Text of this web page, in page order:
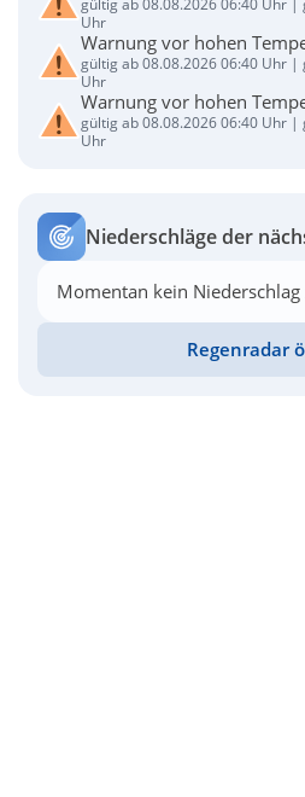
gültig ab 08.08.2026 06:40 Uhr |
Uhr
Warnung vor hohen
gültig ab 08.08.2026 06:40 Uhr |
Uhr
Warnung vor hohen
gültig ab 08.08.2026 06:40 Uhr |
Uhr
Niederschläge der
Momentan kein
Regenradar